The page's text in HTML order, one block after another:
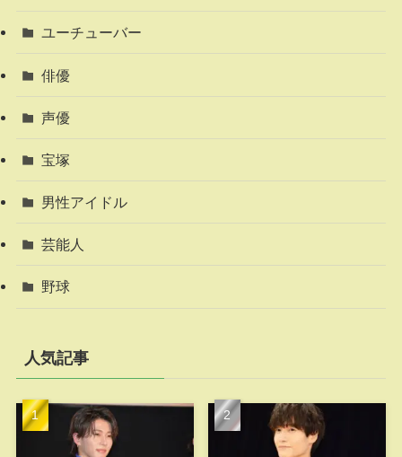
ユーチューバー
俳優
声優
宝塚
男性アイドル
芸能人
野球
人気記事